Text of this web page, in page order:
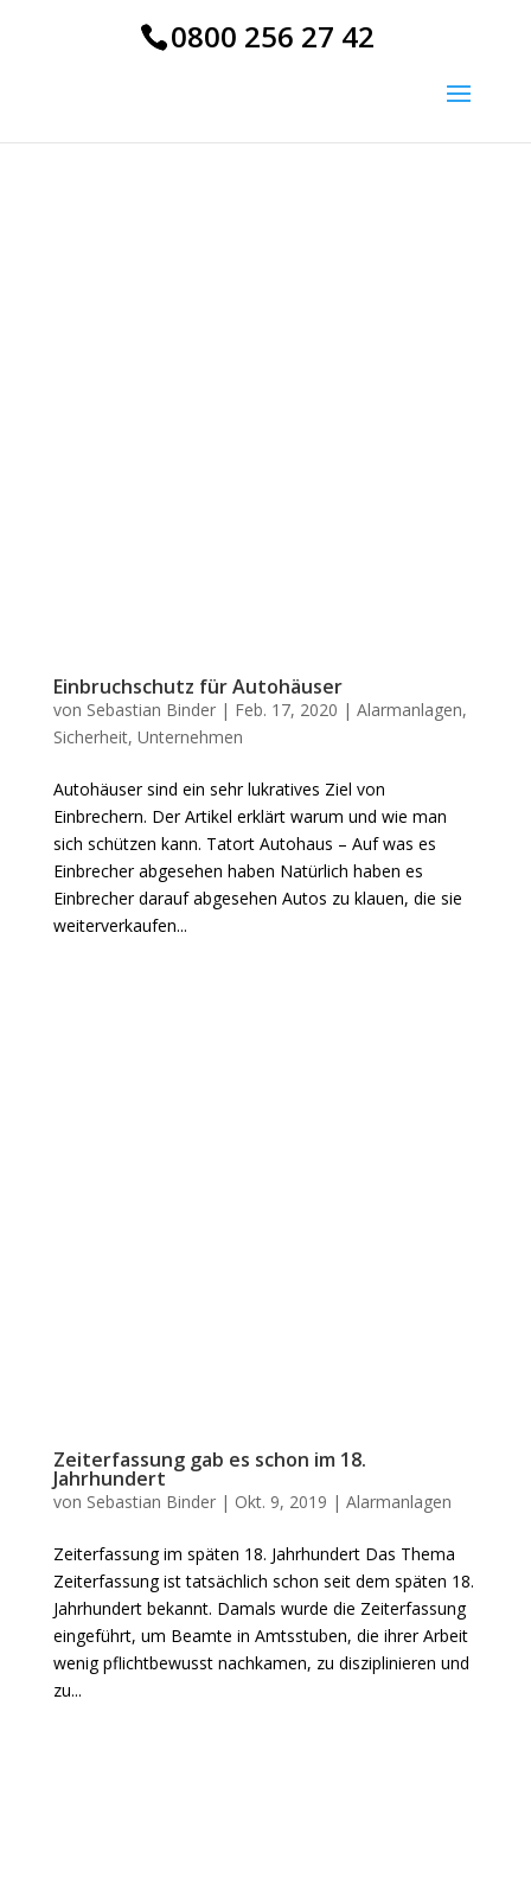
0800 256 27 42
Einbruchschutz für Autohäuser
von Sebastian Binder| Feb. 17, 2020 | Alarmanlagen,
Sicherheit, Unternehmen
Autohäuser sind ein sehr lukratives Ziel von
Einbrechern. Der Artikel erklärt warum und wie man
sich schützen kann. Tatort Autohaus – Auf was es
Einbrecher abgesehen haben Natürlich haben es
Einbrecher darauf abgesehen Autos zu klauen, die sie
weiterverkaufen...
Zeiterfassung gab es schon im 18.
Jahrhundert
von Sebastian Binder| Okt. 9, 2019 | Alarmanlagen
Zeiterfassung im späten 18. Jahrhundert Das Thema
Zeiterfassung ist tatsächlich schon seit dem späten 18.
Jahrhundert bekannt. Damals wurde die Zeiterfassung
eingeführt, um Beamte in Amtsstuben, die ihrer Arbeit
wenig pflichtbewusst nachkamen, zu disziplinieren und
zu...